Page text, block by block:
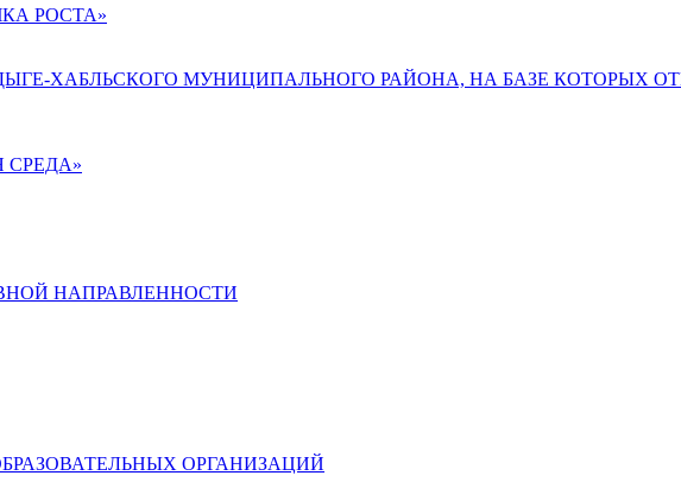
РОСТА»
ХАБЛЬСКОГО МУНИЦИПАЛЬНОГО РАЙОНА, НА БАЗЕ КОТОРЫХ
СРЕДА»
НАПРАВЛЕННОСТИ
ОРГАНИЗАЦИЙ